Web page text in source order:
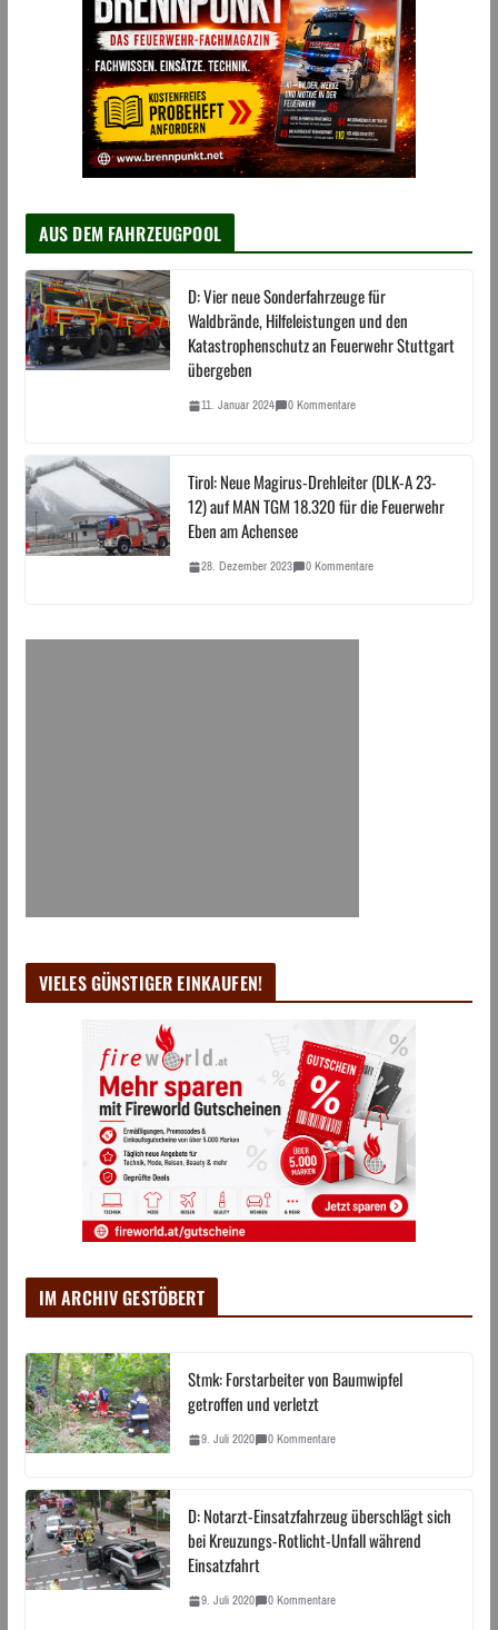
AUS DEM FAHRZEUGPOOL
D: Vier neue Sonderfahrzeuge für
Waldbrände, Hilfeleistungen und den
Katastrophenschutz an Feuerwehr Stuttgart
übergeben
11. Januar 2024 0 Kommentare
Tirol: Neue Magirus-Drehleiter (DLK-A 23-
12) auf MAN TGM 18.320 für die Feuerwehr
Eben am Achensee
28. Dezember 2023 0 Kommentare
VIELES GÜNSTIGER EINKAUFEN!
IM ARCHIV GESTÖBERT
Stmk: Forstarbeiter von Baumwipfel
getroffen und verletzt
9. Juli 2020 0 Kommentare
D: Notarzt-Einsatzfahrzeug überschlägt sich
bei Kreuzungs-Rotlicht-Unfall während
Einsatzfahrt
9. Juli 2020 0 Kommentare